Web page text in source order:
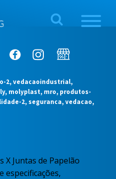
2, vedacaoindustrial,
molyplast, mro, produtos-
2, seguranca, vedacao,
X Juntas de Papelão
especificações,